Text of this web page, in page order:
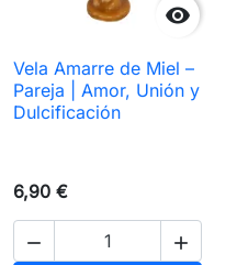

Vela Amarre de Miel –
Pareja | Amor, Unión y
Dulcificación
6,90 €
 